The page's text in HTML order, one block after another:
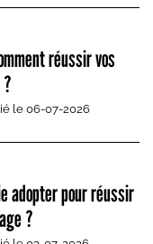
réussir vos
le 06-07-2026
adopter pour réussir
?